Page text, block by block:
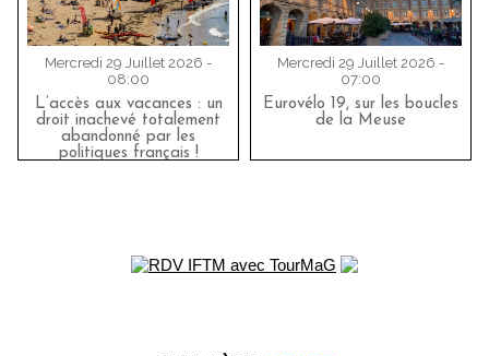
Mercredi 29 Juillet 2026 -
08:00
L’accès aux vacances : un
droit inachevé totalement
abandonné par les
politiques français !
Mercredi 29 Juillet 2026 -
07:00
Eurovélo 19, sur les boucles
de la Meuse